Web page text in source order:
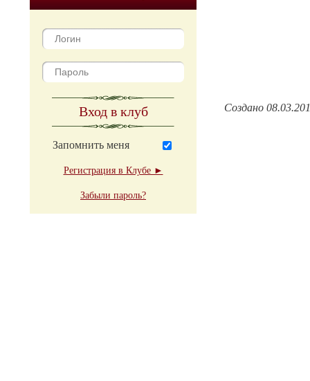
Вход в клуб
Запомнить меня
Регистрация в Клубе ►
Забыли пароль?
Создано